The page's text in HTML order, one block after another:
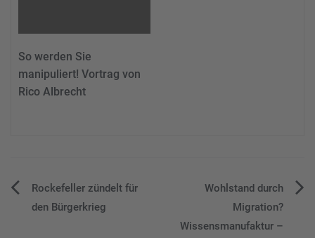
So werden Sie
manipuliert! Vortrag von
Rico Albrecht
Beitragsnavigation
Rockefeller zündelt für
den Bürgerkrieg
Wohlstand durch
Migration?
Wissensmanufaktur –